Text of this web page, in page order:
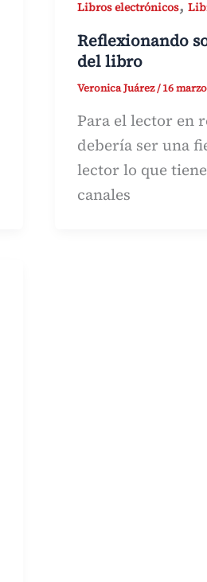
Libros electrónicos,
Reflexionando
del libro
Veronica Juárez/16
Para el lector en
debería ser una
lector lo que
canales